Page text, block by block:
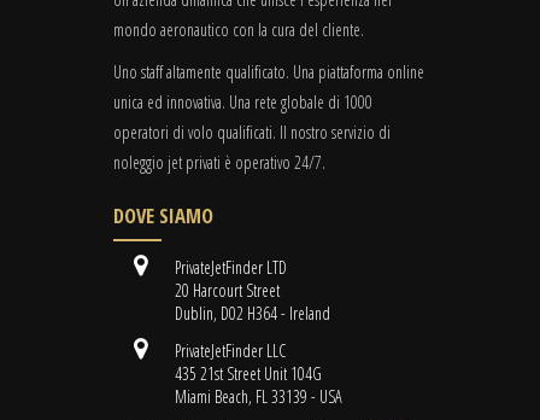
mondo aeronautico con la cura del cliente.
Uno staff altamente qualificato. Una piattaforma online
unica ed innovativa. Una rete globale di 1000
operatori di volo qualificati. Il nostro servizio di
noleggio jet privati è operativo 24/7.
DOVE SIAMO
PrivateJetFinder LTD
20 Harcourt Street
Dublin, D02 H364 - Ireland
PrivateJetFinder LLC
435 21st Street Unit 104G
Miami Beach, FL 33139 - USA